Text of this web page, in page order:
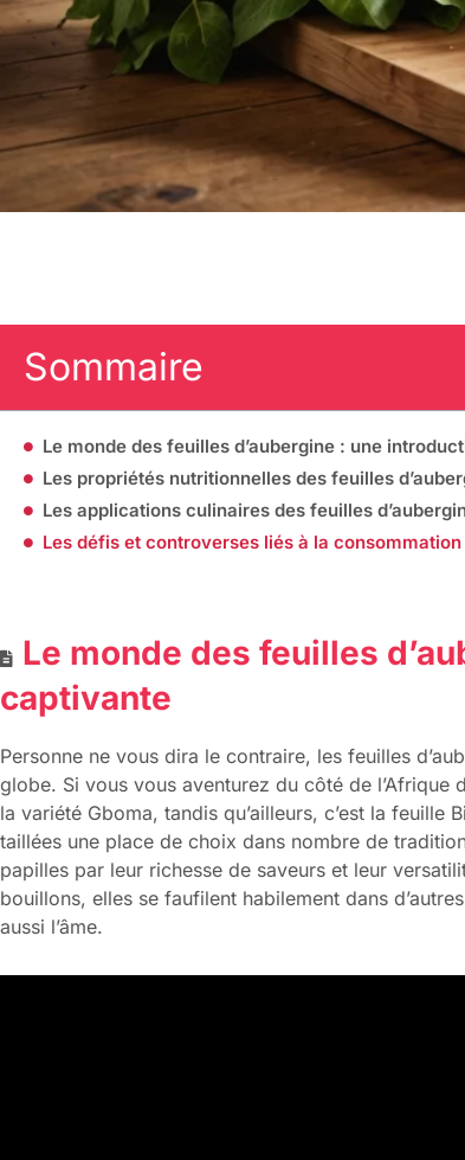
Sommaire
Le monde des feuilles d’aubergine : une
Les propriétés nutritionnelles des feuilles
Les applications culinaires des feuilles
Les défis et controverses liés à la
Le monde des feuilles
captivante
Personne ne vous dira le contraire, les feuilles
globe. Si vous vous aventurez du côté de l’Afrique
la variété Gboma, tandis qu’ailleurs, c’est la
taillées une place de choix dans nombre de
papilles par leur richesse de saveurs et leur
bouillons, elles se faufilent habilement dans
aussi l’âme.